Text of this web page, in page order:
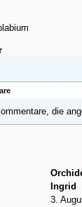
die
Ingrid
3.